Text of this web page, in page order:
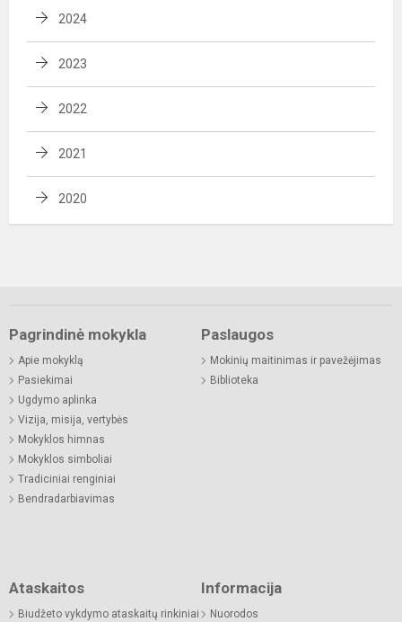
2024
2023
2022
2021
2020
Pagrindinė mokykla
Apie mokyklą
Pasiekimai
Ugdymo aplinka
Vizija, misija, vertybės
Mokyklos himnas
Mokyklos simboliai
Tradiciniai renginiai
Bendradarbiavimas
Paslaugos
Mokinių maitinimas ir pavežėjimas
Biblioteka
Ataskaitos
Biudžeto vykdymo ataskaitų rinkiniai
Informacija
Nuorodos